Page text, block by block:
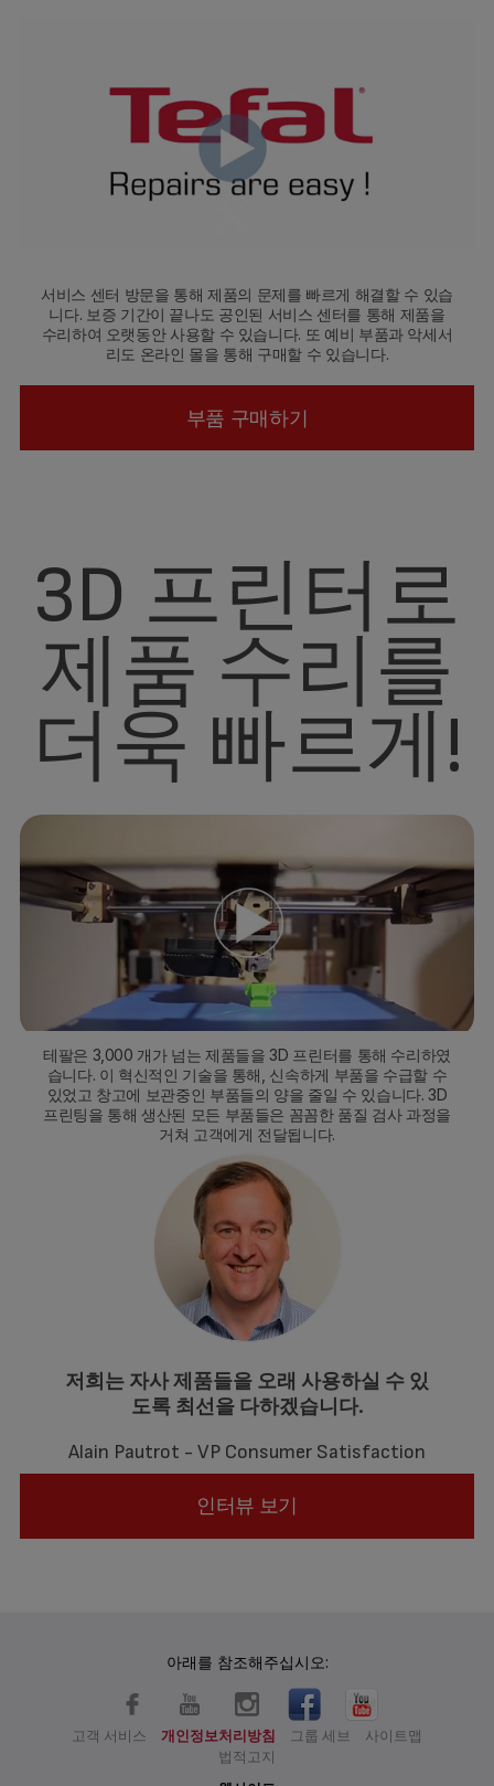
서비스 센터 방문을 통해 제품의 문제를 빠르게 해결할 수 있습
니다. 보증 기간이 끝나도 공인된 서비스 센터를 통해 제품을
수리하여 오랫동안 사용할 수 있습니다. 또 예비 부품과 악세서
리도 온라인 몰을 통해 구매할 수 있습니다.
부품 구매하기
3D 프린터로
제품 수리를
더욱 빠르게!
테팔은 3,000 개가 넘는 제품들을 3D 프린터를 통해 수리하였
습니다. 이 혁신적인 기술을 통해, 신속하게 부품을 수급할 수
있었고 창고에 보관중인 부품들의 양을 줄일 수 있습니다. 3D
프린팅을 통해 생산된 모든 부품들은 꼼꼼한 품질 검사 과정을
거쳐 고객에게 전달됩니다.
저희는 자사 제품들을 오래 사용하실 수 있
도록 최선을 다하겠습니다.
Alain Pautrot - VP Consumer Satisfaction
인터뷰 보기
아래를 참조해주십시오:
고객 서비스 개인정보처리방침 그룹 세브
사이트맵
법적고지